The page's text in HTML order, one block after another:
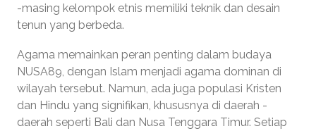
-masing kelompok etnis memiliki teknik dan desain
tenun yang berbeda.
Agama memainkan peran penting dalam budaya
NUSA89, dengan Islam menjadi agama dominan di
wilayah tersebut. Namun, ada juga populasi Kristen
dan Hindu yang signifikan, khususnya di daerah -
daerah seperti Bali dan Nusa Tenggara Timur. Setiap